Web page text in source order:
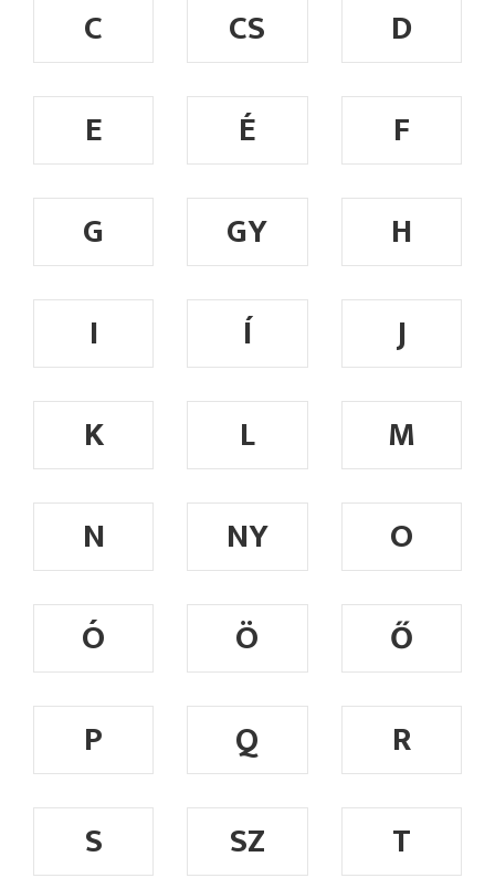
C
CS
D
E
É
F
G
GY
H
I
Í
J
K
L
M
N
NY
O
Ó
Ö
Ő
P
Q
R
S
SZ T